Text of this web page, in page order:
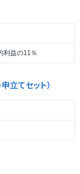
利益の11％
立てセット）